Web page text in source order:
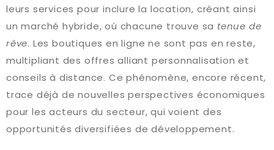
leurs services pour inclure la location, créant ainsi
un marché hybride, où chacune trouve sa tenue de
rêve. Les boutiques en ligne ne sont pas en reste,
multipliant des offres alliant personnalisation et
conseils à distance. Ce phénomène, encore récent,
trace déjà de nouvelles perspectives économiques
pour les acteurs du secteur, qui voient des
opportunités diversifiées de développement.